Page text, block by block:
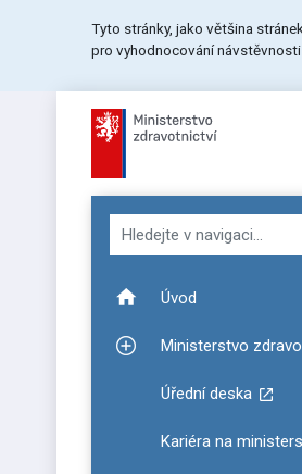
Tyto stránky, jako většina
pro vyhodnocování
Hledat v navigaci
Úvod
Zobrazit podmenu pro
Ministerstvo
Úřední deska
Kariéra na